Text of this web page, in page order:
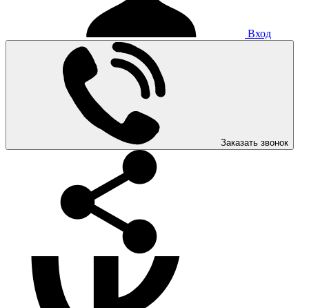
Вход
Заказать звонок